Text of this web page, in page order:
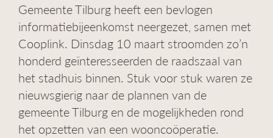
i
a
t
i
Gemeente Tilburg heeft een bevlogen
informatiebijeenkomst neergezet, samen met
Cooplink. Dinsdag 10 maart stroomden zo’n
honderd geïnteresseerden de raadszaal van
het stadhuis binnen. Stuk voor stuk waren ze
nieuwsgierig naar de plannen van de
gemeente Tilburg en de mogelijkheden rond
het opzetten van een wooncoöperatie.